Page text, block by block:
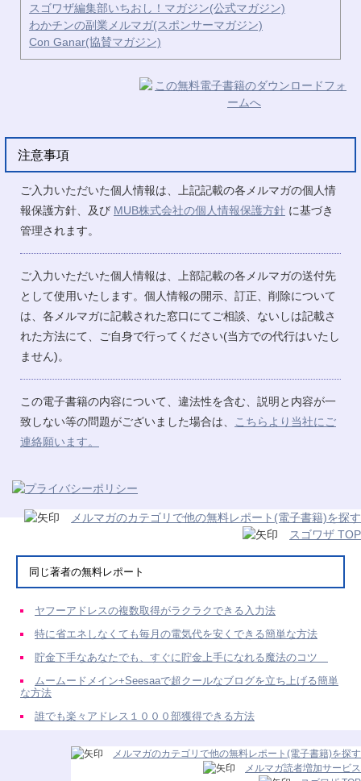
スゴワザ編集部いちおし！マガジン(公式マガジン)
わかチンの副業メルマガ(スポンサーマガジン)
Con Ganar(協賛マガジン)
注意事項
ご入力いただいた個人情報は、上記記載の各メルマガの個人情
報保護方針、及び MUB株式会社の個人情報保護方針 に基づき
管理されます。
ご入力いただいた個人情報は、上部記載の各メルマガの送付先
として使用いたします。個人情報の開示、訂正、削除について
は、各メルマガに記載された窓口にてご相談、ないしは記載さ
れた方法にて、ご自身で行ってください(当方での代行はいたし
ません)。
この電子書籍の内容について、違法性を含む、説明と内容が一
致しない等の問題がございました場合は、
こちらより当社にご
連絡願います。
メルマガのカテゴリで他の無料レポート(電子書籍)を探す
スゴワザ TOP
同じ著者の無料レポート
ヤフーアドレスの複数取得がラクラクできる入力法
特に省エネしなくても毎月の電気代を安くできる簡単な方法
貯金下手なあなたでも、すぐに貯金上手になれる魔法のコツ
ムームードメイン+Seesaaで超クールなブログを立ち上げる簡単
な方法
誰でも楽々アドレス１０００部獲得できる方法
メルマガのカテゴリで他の無料レポート(電子書籍)を探す
メルマガ読者増加サービス